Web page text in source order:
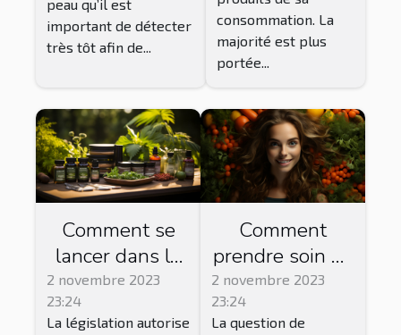
peau qu’il est
important de détecter
très tôt afin de...
consommation. La
majorité est plus
portée...
Comment se
lancer dans la
vente de CBD ?
2 novembre 2023
23:24
La législation autorise
Comment
prendre soin de
sa peau par
l'alimentation ?
2 novembre 2023
23:24
La question de